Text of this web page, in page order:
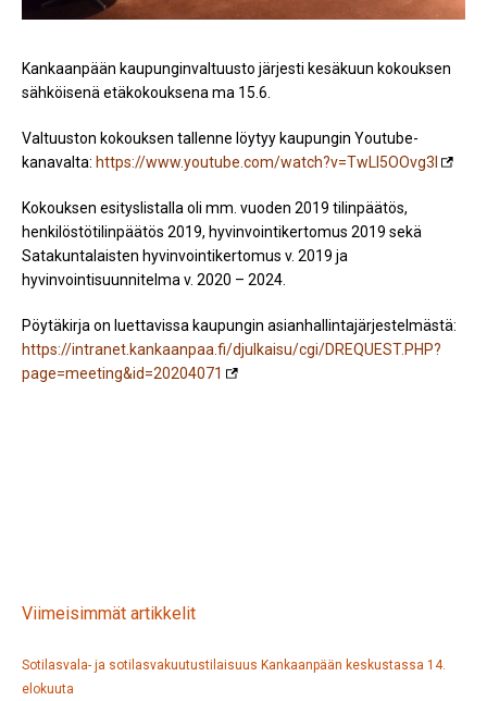
Kankaanpään kaupunginvaltuusto järjesti kesäkuun kokouksen
sähköisenä etäkokouksena ma 15.6.
Valtuuston kokouksen tallenne löytyy kaupungin Youtube-
kanavalta: https://www.youtube.com/watch?v=TwLI5OOvg3I
Kokouksen esityslistalla oli mm. vuoden 2019 tilinpäätös,
henkilöstötilinpäätös 2019, hyvinvointikertomus 2019 sekä
Satakuntalaisten hyvinvointikertomus v. 2019 ja
hyvinvointisuunnitelma v. 2020 – 2024.
Pöytäkirja on luettavissa kaupungin asianhallintajärjestelmästä:
https://intranet.kankaanpaa.fi/djulkaisu/cgi/DREQUEST.PHP?
page=meeting&id=20204071
Viimeisimmät artikkelit
Sotilasvala- ja sotilasvakuutustilaisuus Kankaanpään keskustassa 14.
elokuuta